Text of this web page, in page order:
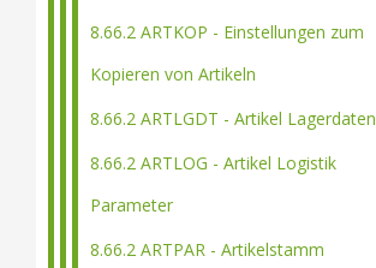
8.66.2 ARTKOP - Einstellungen zum
Kopieren von Artikeln
8.66.2 ARTLGDT - Artikel Lagerdaten
8.66.2 ARTLOG - Artikel Logistik
Parameter
8.66.2 ARTPAR - Artikelstamm